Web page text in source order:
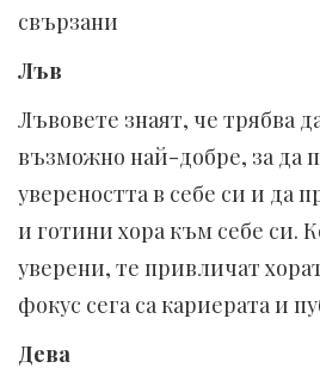
свързани
Лъв
Лъвовете знаят, че трябва
възможно най-добре, за да
увереността в себе си и да
и готини хора към себе си.
уверени, те привличат
фокус сега са кариерата и
Дева